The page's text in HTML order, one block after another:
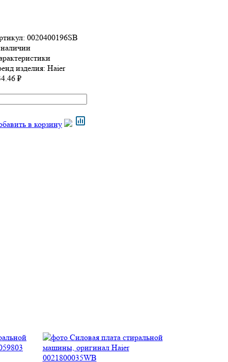
0020400196SB
изделия: Haier
₽
в корзину